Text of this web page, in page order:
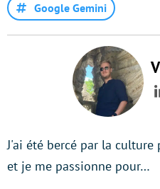
Google Gemini
J'ai été bercé par la
et je me passionne pour…